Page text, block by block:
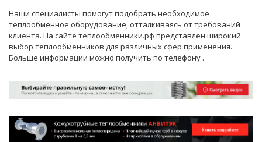
Наши специалисты помогут подобрать необходимое
теплообменное оборудование, отталкиваясь от требований
клиента. На сайте теплообменники.рф представлен широкий
выбор теплообменников для различных сфер применения.
Больше информации можно получить по телефону .